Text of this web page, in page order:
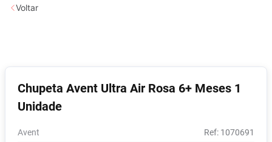
Chupeta Avent Ultra Air Rosa 6+ Meses 1
Unidade
Avent : 1070691
Voltar
2
6 º Desodorante
7º Shampoo
8